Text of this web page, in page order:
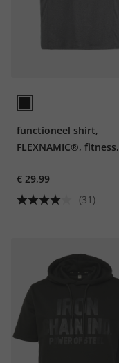
functioneel shirt,
FLEXNAMIC®, fitness,
€ 29,99
(31)